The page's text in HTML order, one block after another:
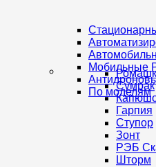
Мобильные
По моделям
Сумрак
Гарпия
Ступор
Зонт
РЭБ
Шторм